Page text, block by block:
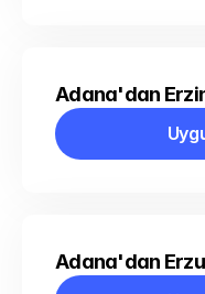
Adana'dan
Adana'dan